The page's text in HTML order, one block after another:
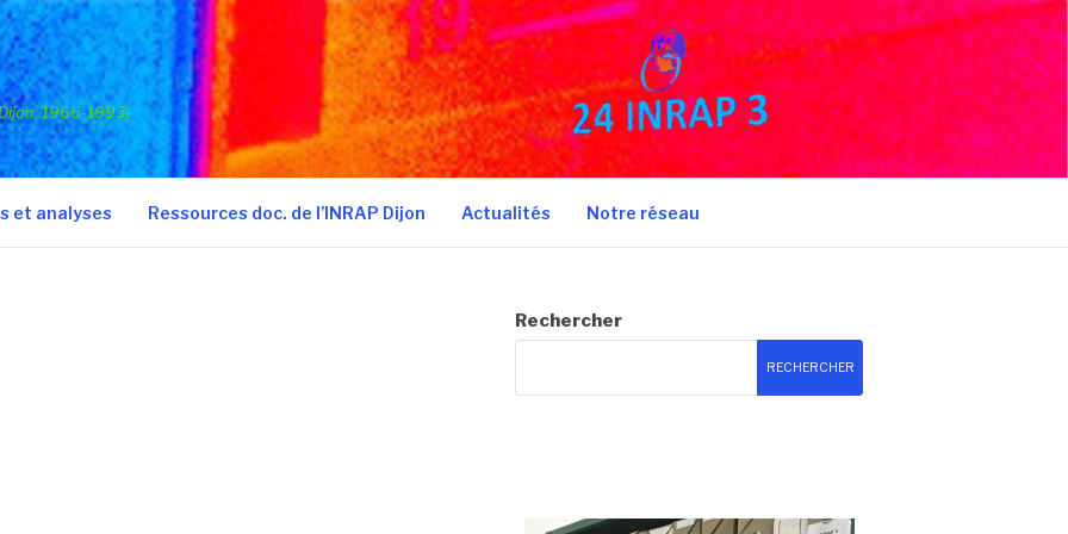
1966-1993)
et analyses Ressources doc. de l’INRAP Dijon Actualités Notre réseau
Rechercher
RECHERCHER